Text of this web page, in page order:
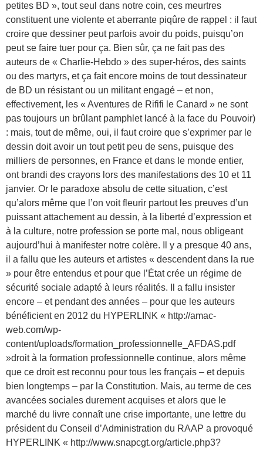
petites BD », tout seul dans notre coin, ces meurtres
constituent une violente et aberrante piqûre de rappel : il faut
croire que dessiner peut parfois avoir du poids, puisqu’on
peut se faire tuer pour ça. Bien sûr, ça ne fait pas des
auteurs de « Charlie-Hebdo » des super-héros, des saints
ou des martyrs, et ça fait encore moins de tout dessinateur
de BD un résistant ou un militant engagé – et non,
effectivement, les « Aventures de Rififi le Canard » ne sont
pas toujours un brûlant pamphlet lancé à la face du Pouvoir)
: mais, tout de même, oui, il faut croire que s’exprimer par le
dessin doit avoir un tout petit peu de sens, puisque des
milliers de personnes, en France et dans le monde entier,
ont brandi des crayons lors des manifestations des 10 et 11
janvier. Or le paradoxe absolu de cette situation, c’est
qu’alors même que l’on voit fleurir partout les preuves d’un
puissant attachement au dessin, à la liberté d’expression et
à la culture, notre profession se porte mal, nous obligeant
aujourd’hui à manifester notre colère. Il y a presque 40 ans,
il a fallu que les auteurs et artistes « descendent dans la rue
» pour être entendus et pour que l’État crée un régime de
sécurité sociale adapté à leurs réalités. Il a fallu insister
encore – et pendant des années – pour que les auteurs
bénéficient en 2012 du HYPERLINK « http://amac-
web.com/wp-
content/uploads/formation_professionnelle_AFDAS.pdf
»droit à la formation professionnelle continue, alors même
que ce droit est reconnu pour tous les français – et depuis
bien longtemps – par la Constitution. Mais, au terme de ces
avancées sociales durement acquises et alors que le
marché du livre connaît une crise importante, une lettre du
président du Conseil d’Administration du RAAP a provoqué
HYPERLINK « http://www.snapcgt.org/article.php3?